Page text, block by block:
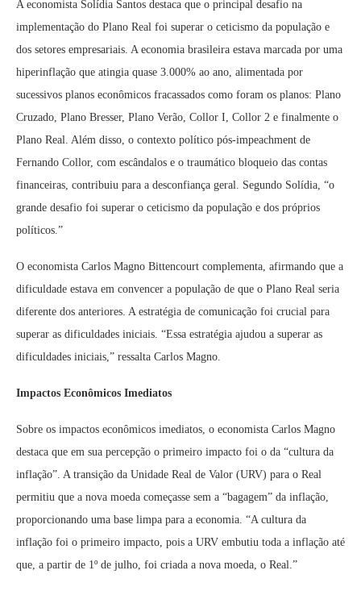
A economista Solídia Santos destaca que o principal desafio na
implementação do Plano Real foi superar o ceticismo da população e
dos setores empresariais. A economia brasileira estava marcada por uma
hiperinflação que atingia quase 3.000% ao ano, alimentada por
sucessivos planos econômicos fracassados como foram os planos: Plano
Cruzado, Plano Bresser, Plano Verão, Collor I, Collor 2 e finalmente o
Plano Real. Além disso, o contexto político pós-impeachment de
Fernando Collor, com escândalos e o traumático bloqueio das contas
financeiras, contribuiu para a desconfiança geral. Segundo Solídia, “o
grande desafio foi superar o ceticismo da população e dos próprios
políticos.”
O economista Carlos Magno Bittencourt complementa, afirmando que a
dificuldade estava em convencer a população de que o Plano Real seria
diferente dos anteriores. A estratégia de comunicação foi crucial para
superar as dificuldades iniciais. “Essa estratégia ajudou a superar as
dificuldades iniciais,” ressalta Carlos Magno.
Impactos Econômicos Imediatos
Sobre os impactos econômicos imediatos, o economista Carlos Magno
destaca que em sua percepção o primeiro impacto foi o da “cultura da
inflação”. A transição da Unidade Real de Valor (URV) para o Real
permitiu que a nova moeda começasse sem a “bagagem” da inflação,
proporcionando uma base limpa para a economia. “A cultura da
inflação foi o primeiro impacto, pois a URV embutiu toda a inflação até
que, a partir de 1º de julho, foi criada a nova moeda, o Real.”